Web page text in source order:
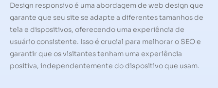
Design responsivo é uma abordagem de web design que
garante que seu site se adapte a diferentes tamanhos de
tela e dispositivos, oferecendo uma experiência de
usuário consistente. Isso é crucial para melhorar o SEO e
garantir que os visitantes tenham uma experiência
positiva, independentemente do dispositivo que usam.